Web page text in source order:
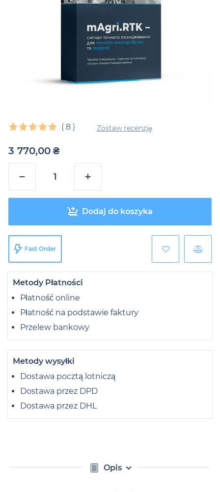
( 8 ) Zostaw recenzję
3 770,00 ₴
− +
Dodaj do koszyka
Fast Order
Metody Płatności
Płatność online
Płatność na podstawie faktury
Przelew bankowy
Metody wysyłki
Dostawa pocztą lotniczą
Dostawa przez DPD
Dostawa przez DHL
Opis